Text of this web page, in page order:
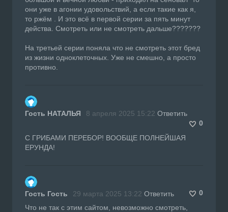
они уже в агонии удовольствий, а если такие как я,
то ржём . И это всё в первой серии за пять минут
действа. Смотреть или не смотреть дальше???????
На третьей серии поняла что не смотреть этот бред
из жизни одноклеточных. Уже не смешно, а просто
противно.
Гость НАТАЛЬЯ 8 апреля 2025 15:22 Ответить
0
С ГРИБАМИ ПЕРЕБОР! ВООБЩЕ ПОЛНЕЙШАЯ
ЕРУНДА!
Гость Гость 29 марта 2025 13:22 Ответить
0
Что не так с этим сайтом, невозможно смотреть,